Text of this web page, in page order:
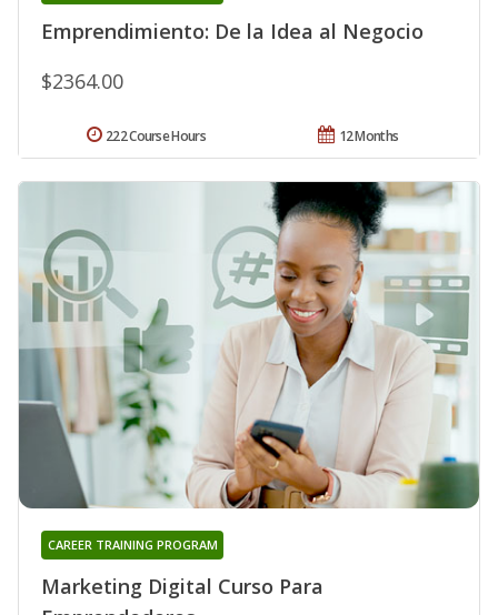
Emprendimiento: De la Idea al Negocio
$2364.00
12 Months
222 Course Hours
Marketing Digital Curso Para
CAREER TRAINING PROGRAM